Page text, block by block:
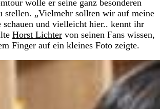
wolle er seine ganz besonderen
stellen. „Vielmehr sollten wir auf meine
schauen und vielleicht hier.. kennt ihr
Horst Lichter von seinen Fans wissen,
Finger auf ein kleines Foto zeigte.